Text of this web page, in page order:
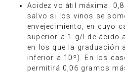
Acidez volátil máxima:
salvo si los vinos se
envejecimiento, en cuyo
superior a 1 g/l de ácido
en los que la graduación
inferior a 10º). En los
permitirá 0,06 gramos